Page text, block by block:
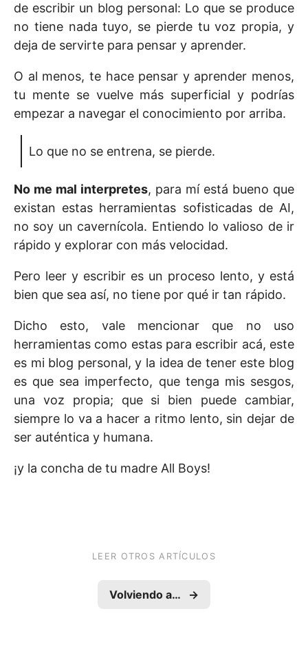
de escribir un blog personal: Lo que se produce
no tiene nada tuyo, se pierde tu voz propia, y
deja de servirte para pensar y aprender.
O al menos, te hace pensar y aprender menos,
tu mente se vuelve más superficial y podrías
empezar a navegar el conocimiento por arriba.
Lo que no se entrena, se pierde.
No me mal interpretes, para mí está bueno que
existan estas herramientas sofisticadas de AI,
no soy un cavernícola. Entiendo lo valioso de ir
rápido y explorar con más velocidad.
Pero leer y escribir es un proceso lento, y está
bien que sea así, no tiene por qué ir tan rápido.
Dicho esto, vale mencionar que no uso
herramientas como estas para escribir acá, este
es mi blog personal, y la idea de tener este blog
es que sea imperfecto, que tenga mis sesgos,
una voz propia; que si bien puede cambiar,
siempre lo va a hacer a ritmo lento, sin dejar de
ser auténtica y humana.
¡y la concha de tu madre All Boys!
LEER OTROS ARTÍCULOS
Volviendo al laboratorio →